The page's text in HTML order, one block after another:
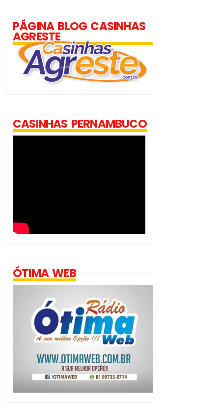
PÁGINA BLOG CASINHAS
AGRESTE
CASINHAS PERNAMBUCO
ÓTIMA WEB